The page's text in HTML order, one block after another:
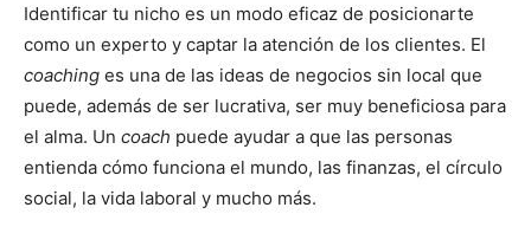
Identificar tu nicho es un modo eficaz de posicionarte
como un experto y captar la atención de los clientes. El
coaching es una de las ideas de negocios sin local que
puede, además de ser lucrativa, ser muy beneficiosa para
el alma. Un coach puede ayudar a que las personas
entienda cómo funciona el mundo, las finanzas, el círculo
social, la vida laboral y mucho más.